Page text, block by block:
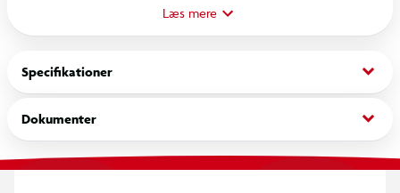
som giver et tydeligt udtryk. Den indvendige pasform justeres
via nakkespændet, så hjelmen tilpasses barnets hoved og
justere remme og spænde, så den sidder korrekt. Under brug
Konstruktionen er beregnet til daglig anvendelse og gentagen
Læs mere
Specifikationer keyboard_arrow_down
Dokumenter keyboard_arrow_down